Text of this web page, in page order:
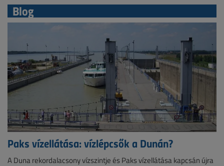
Blog
Paks vízellátása: vízlépcsők a Dunán?
A Duna rekordalacsony vízszintje és Paks vízellátása kapcsán újra